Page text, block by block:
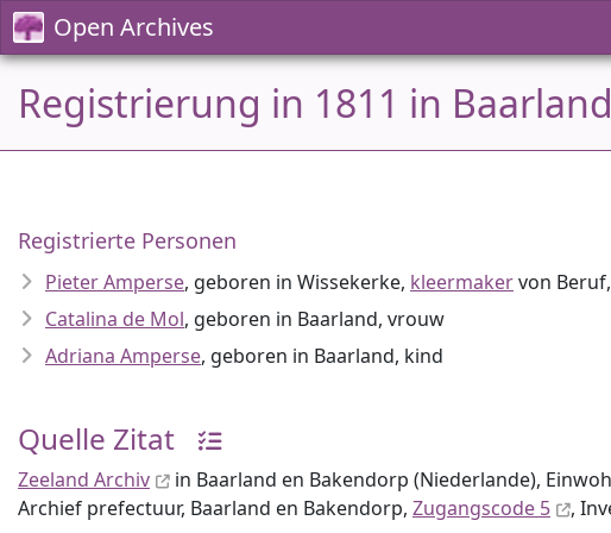
Open Archives
Registrierung in 1811 in
Registrierte Personen
Pieter Amperse, geboren in Wissekerke, kleermakervon
Catalina de Mol, geboren in Baarland, vrouw
Adriana Amperse, geboren in Baarland, kind
Quelle Zitat
Zeeland Archiv
in Baarland en Bakendorp (Niederlande),
Archief prefectuur, Baarland en Bakendorp, Zugangscode 5 ,